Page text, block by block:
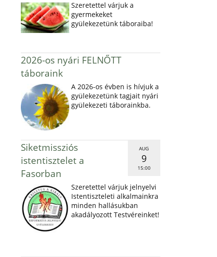
Szeretettel várjuk a
gyermekeket
gyülekezetünk táboraiba!
2026-os nyári FELNŐTT
táboraink
A 2026-os évben is hívjuk a
gyülekezetünk tagjait nyári
gyülekezeti táborainkba.
AUG
9
15:00
Siketmissziós
istentisztelet a
Fasorban
Szeretettel várjuk jelnyelvi
Istentiszteleti alkalmainkra
minden hallásukban
akadályozott Testvéreinket!